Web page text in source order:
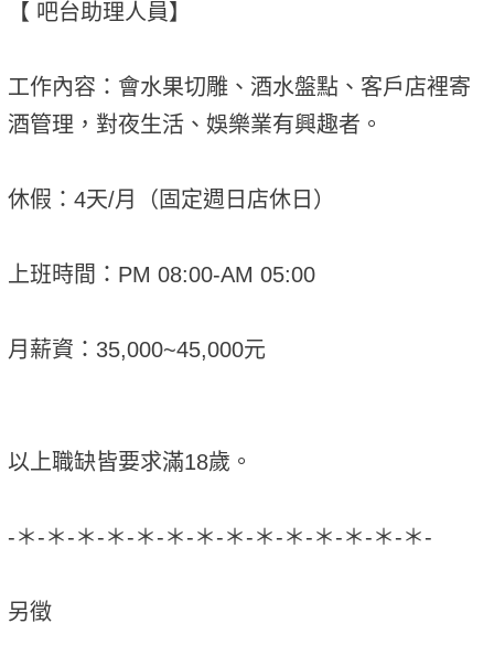
【 吧台助理人員】
工作內容：會水果切雕、酒水盤點、客戶店裡寄
酒管理，對夜生活、娛樂業有興趣者。
休假：4天/月（固定週日店休日）
上班時間：PM 08:00-AM 05:00
月薪資：35,000~45,000元
以上職缺皆要求滿18歲。
-＊-＊-＊-＊-＊-＊-＊-＊-＊-＊-＊-＊-＊-＊-
另徵